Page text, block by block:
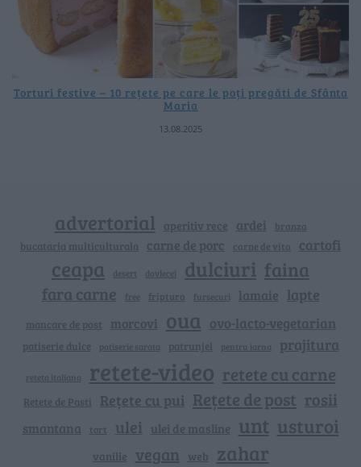
Torturi festive – 10 rețete pe care le poți pregăti de Sfânta
Maria
13.08.2025
advertorial aperitiv rece ardei branza
bucataria multiculturala carne de porc carne de vita cartofi
ceapa desert dovlecei dulciuri faina
fara carne free friptura fursecuri lamaie lapte
mancare de post morcovi oua ovo-lacto-vegetarian
patiserie dulce patiserie sarata patrunjel pentru iarna prajitura
reteta italiana retete-video retete cu carne
Retete de Pasti Rețete cu pui Rețete de post rosii
smantana tort ulei ulei de masline unt usturoi
vanilie vegan web zahar